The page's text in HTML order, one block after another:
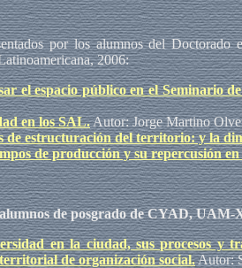
por los alumnos del
2006:
el espacio público en el Seminario
en los SAL.Autor: Jorge Martino
de estructuración del territorio: y la
de producción y su repercusión
de posgrado de CYAD, UAM-
en la ciudad, sus procesos y
de organización social.Autor: